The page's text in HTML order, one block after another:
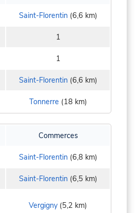
Saint-Florentin(6,6 km)
1
1
Saint-Florentin(6,6 km)
Tonnerre (18 km)
Commerces
Saint-Florentin(6,8 km)
Saint-Florentin(6,5 km)
Vergigny (5,2 km)